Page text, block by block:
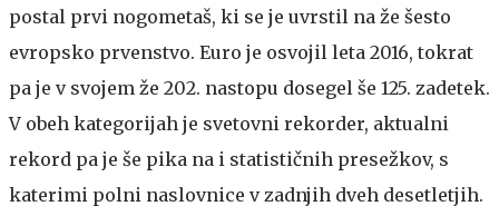
postal prvi nogometaš, ki se je uvrstil na že šesto
evropsko prvenstvo. Euro je osvojil leta 2016, tokrat
pa je v svojem že 202. nastopu dosegel še 125. zadetek.
V obeh kategorijah je svetovni rekorder, aktualni
rekord pa je še pika na i statističnih presežkov, s
katerimi polni naslovnice v zadnjih dveh desetletjih.